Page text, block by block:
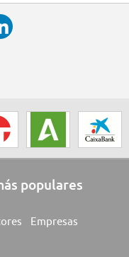
populares
Empresas